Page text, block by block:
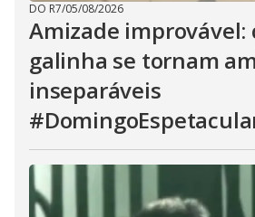
DO R7/05/08/2026
Amizade improvável:
galinha se tornam
inseparáveis